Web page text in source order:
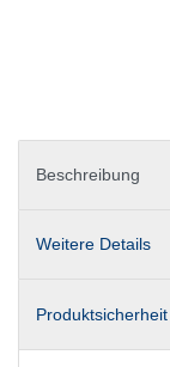
Beschreibung
Weitere Details
Produktsicherheit